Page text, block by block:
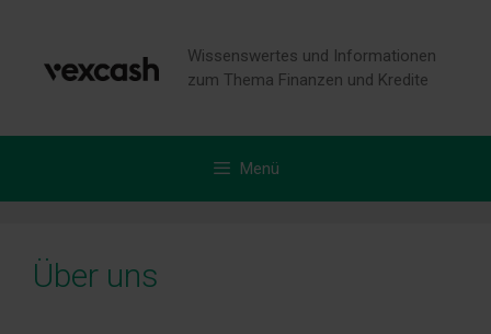
springen
Wissenswertes und Informationen
zum Thema Finanzen und Kredite
Menü
Über uns